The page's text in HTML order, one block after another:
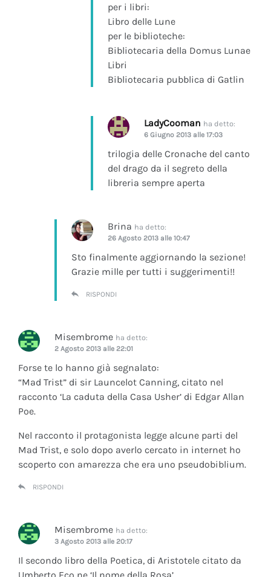
per i libri:
Libro delle Lune
per le biblioteche:
Bibliotecaria della Domus Lunae
Libri
Bibliotecaria pubblica di Gatlin
LadyCooman ha detto:
6 Giugno 2013 alle 17:03
trilogia delle Cronache del canto
del drago da il segreto della
libreria sempre aperta
Brina ha detto:
26 Agosto 2013 alle 10:47
Sto finalmente aggiornando la sezione!
Grazie mille per tutti i suggerimenti!!
RISPONDI
Misembrome ha detto:
2 Agosto 2013 alle 22:01
Forse te lo hanno già segnalato:
“Mad Trist” di sir Launcelot Canning, citato nel
racconto ‘La caduta della Casa Usher’ di Edgar Allan
Poe.
Nel racconto il protagonista legge alcune parti del
Mad Trist, e solo dopo averlo cercato in internet ho
scoperto con amarezza che era uno pseudobiblium.
RISPONDI
Misembrome ha detto:
3 Agosto 2013 alle 20:17
Il secondo libro della Poetica, di Aristotele citato da